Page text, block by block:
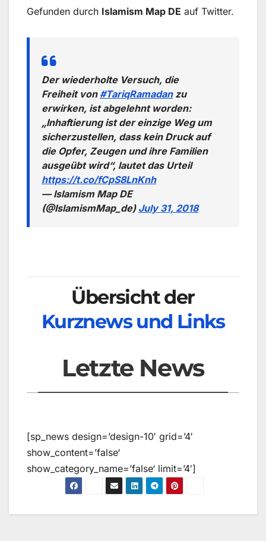
Gefunden durch Islamism Map DE auf Twitter.
Der wiederholte Versuch, die
Freiheit von #TariqRamadanzu
erwirken, ist abgelehnt worden:
„Inhaftierung ist der einzige Weg um
sicherzustellen, dass kein Druck auf
die Opfer, Zeugen und ihre Familien
ausgeübt wird“, lautet das Urteil
https://t.co/fCpS8LnKnh
— Islamism Map DE
(@IslamismMap_de) July 31, 2018
Übersicht der
Kurznews und Links
Letzte News
[sp_news design=’design-10′ grid=’4′
show_content=’false‘
show_category_name=’false‘ limit=’4′]